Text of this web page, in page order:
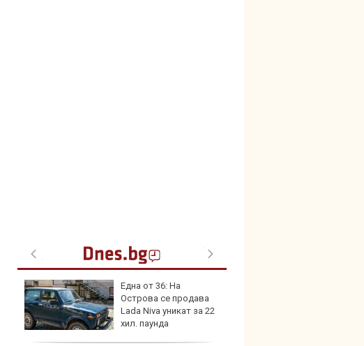
Една от 36: На
Острова се продава
Lada Niva уникат за 22
хил. паунда